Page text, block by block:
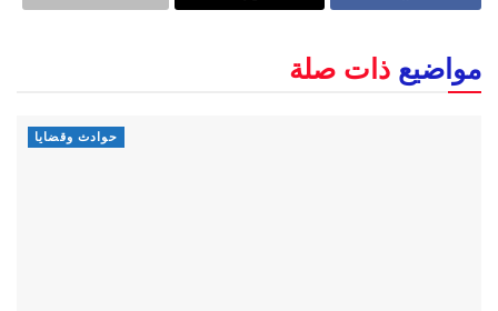
مواضيع ذات صلة
حوادث وقضايا